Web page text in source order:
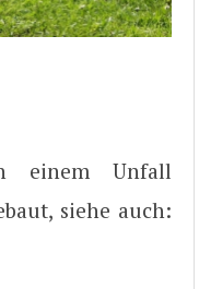
einem Unfall
siehe auch: